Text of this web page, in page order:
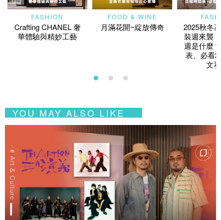
FASHION
Crafting CHANEL 奢
華體驗與精妙工藝
FOOD & WINE
月滿花開~綻放傳奇
2025秋冬
裝週來襲
週是什麼
表、必看
文
YOU MAY ALSO LIKE